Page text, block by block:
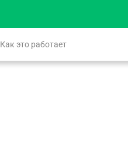
Как это работает